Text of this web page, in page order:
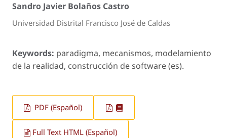
Sandro Javier Bolaños Castro
Universidad Distrital Francisco José de Caldas
Keywords: paradigma, mecanismos, modelamiento
de la realidad, construcción de software (es).
PDF (Español)
Full Text HTML (Español)